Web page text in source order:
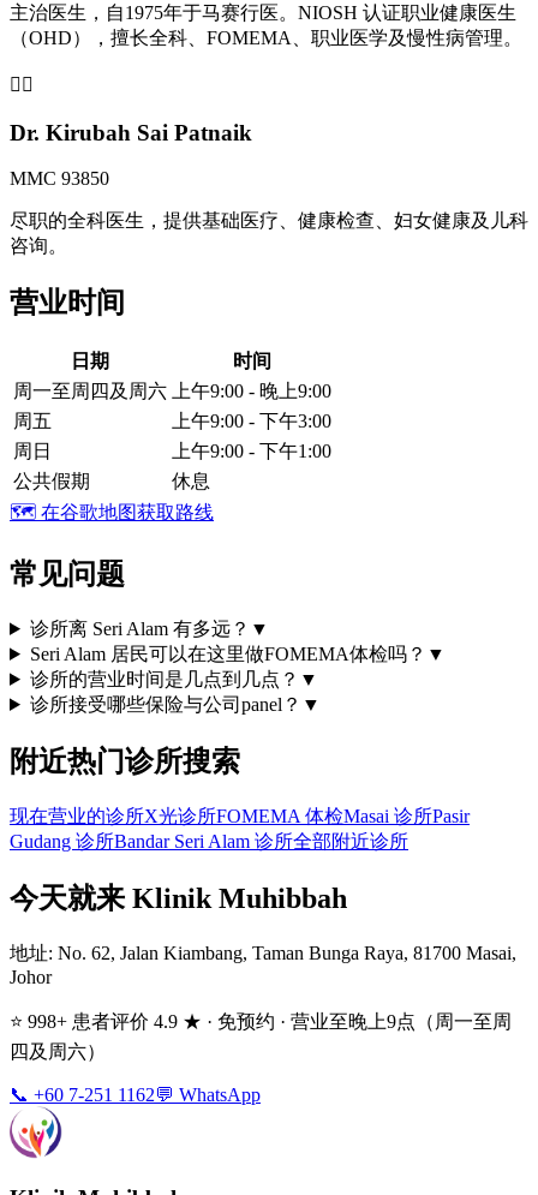
主治医生，自1975年于马赛行医。NIOSH 认证职业健康医生
（OHD），擅长全科、FOMEMA、职业医学及慢性病管理。
👩‍⚕️
Dr. Kirubah Sai Patnaik
MMC 93850
尽职的全科医生，提供基础医疗、健康检查、妇女健康及儿科
咨询。
营业时间
日期
时间
周一至周四及周六
上午9:00 - 晚上9:00
周五
上午9:00 - 下午3:00
周日
上午9:00 - 下午1:00
公共假期
休息
🗺️ 在谷歌地图获取路线
常见问题
诊所离 Seri Alam 有多远？ ▼
Seri Alam 居民可以在这里做FOMEMA体检吗？ ▼
诊所的营业时间是几点到几点？ ▼
诊所接受哪些保险与公司panel？ ▼
附近热门诊所搜索
现在营业的诊所X光诊所FOMEMA 体检Masai 诊所Pasir
Gudang 诊所Bandar Seri Alam 诊所全部附近诊所
今天就来 Klinik Muhibbah
地址: No. 62, Jalan Kiambang, Taman Bunga Raya, 81700 Masai,
Johor
⭐ 998+ 患者评价 4.9 ★ · 免预约 · 营业至晚上9点（周一至周
四及周六）
📞 +60 7-251 1162💬 WhatsApp